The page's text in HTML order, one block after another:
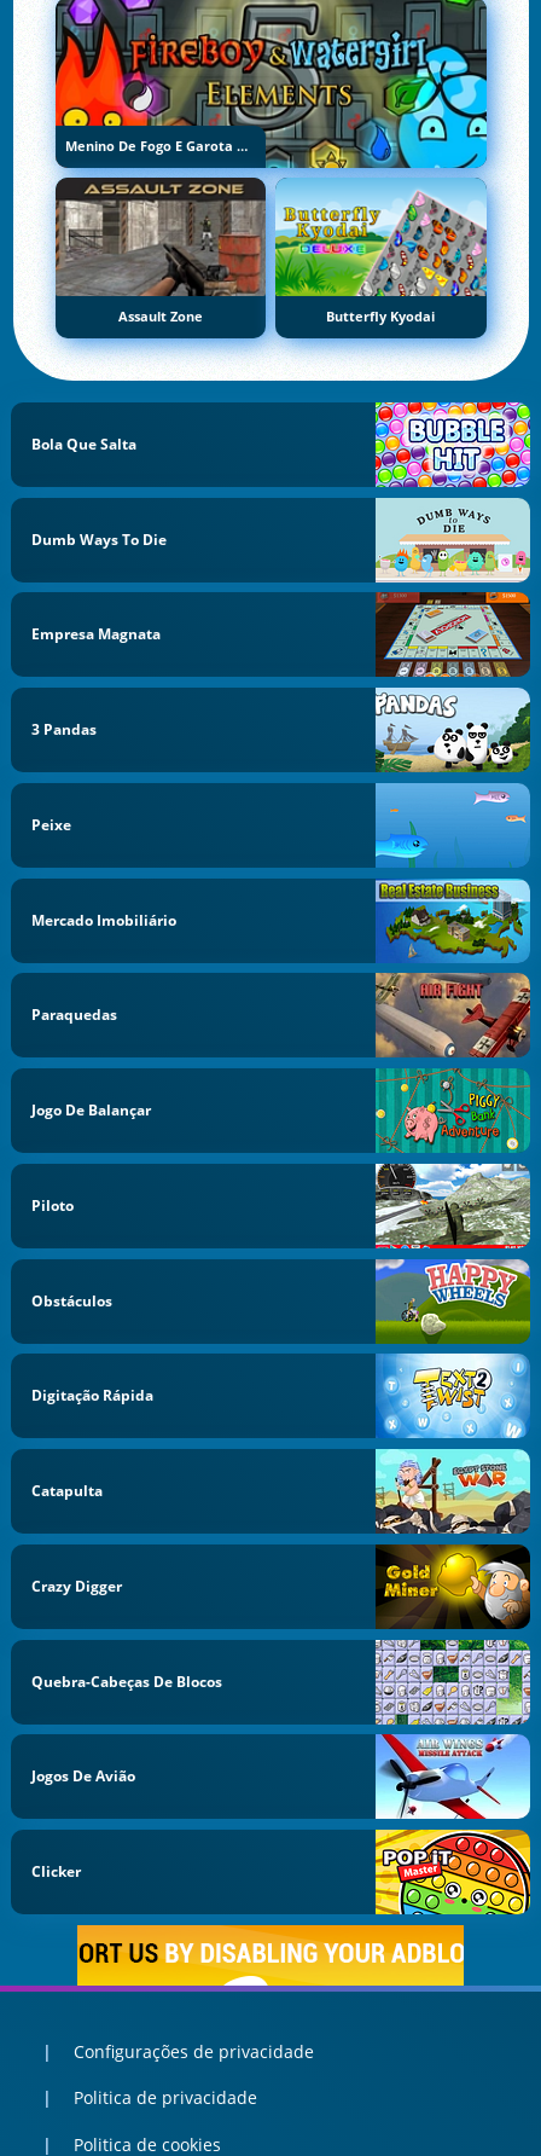
Menino De Fogo E Garota De Água 5: Elementos
Assault Zone Butterfly Kyodai
Bola Que Salta
Dumb Ways To Die
Empresa Magnata
3 Pandas
Peixe
Mercado Imobiliário
Paraquedas
Jogo De Balançar
Piloto
Obstáculos
Digitação Rápida
Catapulta
Crazy Digger
Quebra-Cabeças De Blocos
Jogos De Avião
Clicker
Configurações de privacidade
Politica de privacidade
Politica de cookies